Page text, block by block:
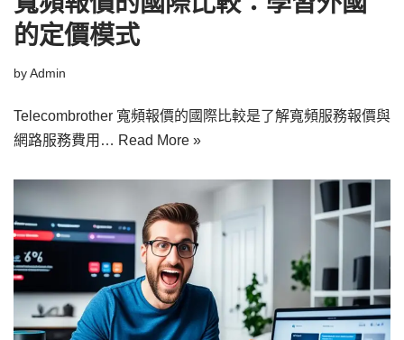
的定價模式
byAdmin
Telecombrother 寬頻報價的國際比較是了解寬頻服務報價與
網路服務費用… Read More »